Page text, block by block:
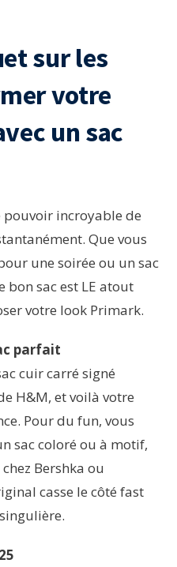
sur les
votre
un sac
pouvoir incroyable de
Que vous
une soirée ou un sac
sac est LE atout
votre look Primark.
parfait
cuir carré signé
H&M, et voilà votre
Pour du fun, vous
sac coloré ou à motif,
Bershka ou
casse le côté fast